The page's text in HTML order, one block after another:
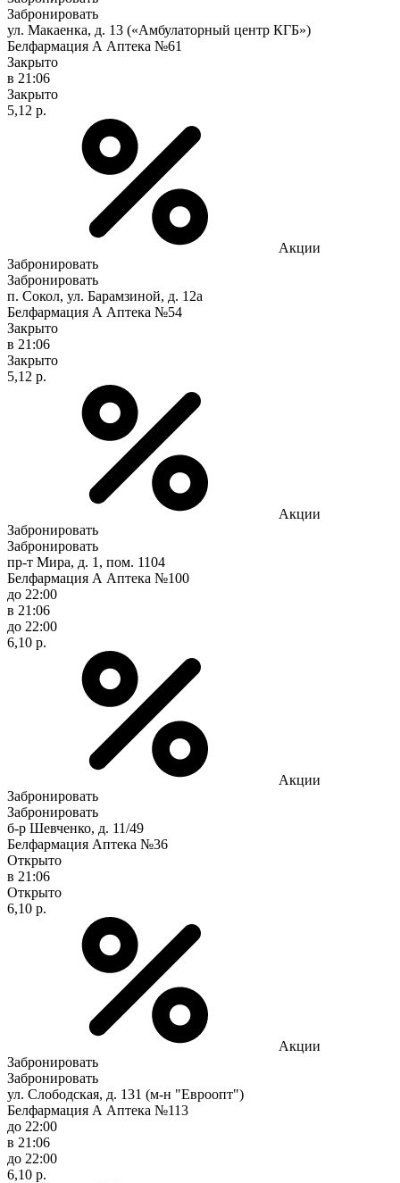
Забронировать
ул. Макаенка, д. 13 («Амбулаторный центр КГБ»)
Белфармация А Аптека №61
Закрыто
в 21:06
Закрыто
5,12 р.
Акции
Забронировать
Забронировать
п. Сокол, ул. Барамзиной, д. 12а
Белфармация А Аптека №54
Закрыто
в 21:06
Закрыто
5,12 р.
Акции
Забронировать
Забронировать
пр-т Мира, д. 1, пом. 1104
Белфармация А Аптека №100
до 22:00
в 21:06
до 22:00
6,10 р.
Акции
Забронировать
Забронировать
б-р Шевченко, д. 11/49
Белфармация Аптека №36
Открыто
в 21:06
Открыто
6,10 р.
Акции
Забронировать
Забронировать
ул. Слободская, д. 131 (м-н "Евроопт")
Белфармация А Аптека №113
до 22:00
в 21:06
до 22:00
6,10 р.